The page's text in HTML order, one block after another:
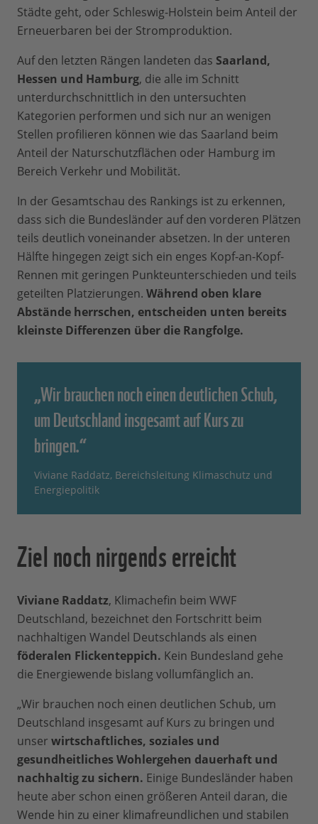
Städte geht, oder Schleswig-Holstein beim Anteil der
Erneuerbaren bei der Stromproduktion.
Auf den letzten Rängen landeten das Saarland,
Hessen und Hamburg, die alle im Schnitt
unterdurchschnittlich in den untersuchten
Kategorien performen und sich nur an wenigen
Stellen profilieren können wie das Saarland beim
Anteil der Naturschutzflächen oder Hamburg im
Bereich Verkehr und Mobilität.
In der Gesamtschau des Rankings ist zu erkennen,
dass sich die Bundesländer auf den vorderen Plätzen
teils deutlich voneinander absetzen. In der unteren
Hälfte hingegen zeigt sich ein enges Kopf-an-Kopf-
Rennen mit geringen Punkteunterschieden und teils
geteilten Platzierungen. Während oben klare
Abstände herrschen, entscheiden unten bereits
kleinste Differenzen über die Rangfolge.
„Wir brauchen noch einen deutlichen Schub,
um Deutschland insgesamt auf Kurs zu
bringen.“
Viviane Raddatz, Bereichsleitung Klimaschutz und
Energiepolitik
Ziel noch nirgends erreicht
Viviane Raddatz, Klimachefin beim WWF
Deutschland, bezeichnet den Fortschritt beim
nachhaltigen Wandel Deutschlands als einen
föderalen Flickenteppich. Kein Bundesland gehe
die Energiewende bislang vollumfänglich an.
„Wir brauchen noch einen deutlichen Schub, um
Deutschland insgesamt auf Kurs zu bringen und
unser wirtschaftliches, soziales und
gesundheitliches Wohlergehen dauerhaft und
nachhaltig zu sichern. Einige Bundesländer haben
heute aber schon einen größeren Anteil daran, die
Wende hin zu einer klimafreundlichen und stabilen